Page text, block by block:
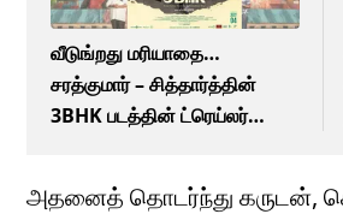
வீடுங்றது மரியாதை…
சரத்குமார் – சித்தார்த்தின்
3BHK படத்தின் ட்ரெய்லர்
அதனைத் தொடர்ந்து கருடன்,